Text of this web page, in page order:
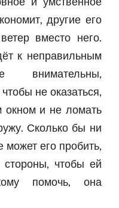
другие его
вместо него.
к неправильным
внимательны,
не оказаться,
окном и не ломать
Сколько бы ни
может его пробить,
чтобы ей
помочь, она